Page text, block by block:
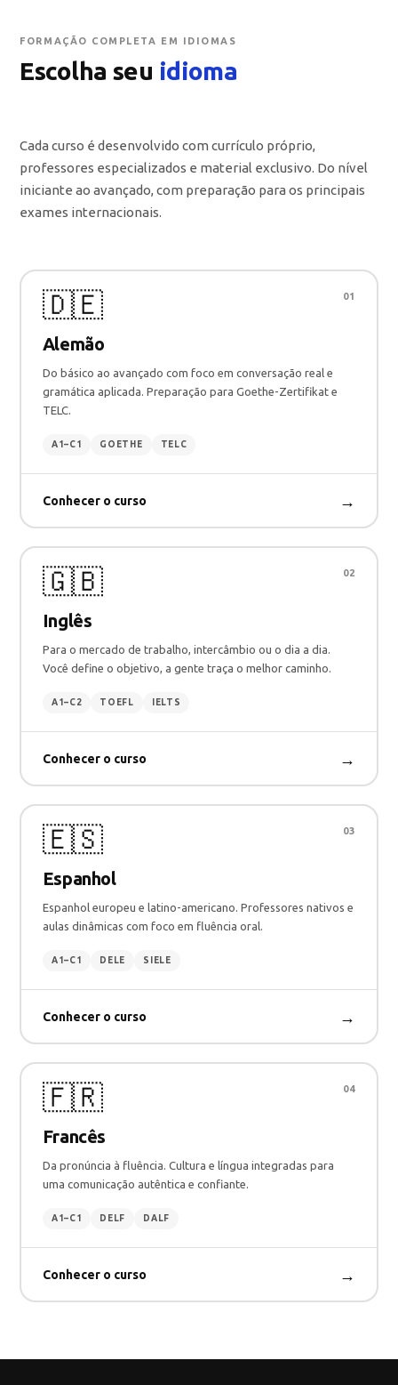
FORMAÇÃO COMPLETA EM IDIOMAS
Escolha seu idioma
Cada curso é desenvolvido com currículo próprio,
professores especializados e material exclusivo. Do nível
iniciante ao avançado, com preparação para os principais
exames internacionais.
🇩🇪 01
Alemão
Do básico ao avançado com foco em conversação real e
gramática aplicada. Preparação para Goethe-Zertifikat e
TELC.
A1–C1 GOETHE TELC
Conhecer o curso →
🇬🇧 02
Inglês
Para o mercado de trabalho, intercâmbio ou o dia a dia.
Você define o objetivo, a gente traça o melhor caminho.
A1–C2 TOEFL IELTS
Conhecer o curso →
🇪🇸 03
Espanhol
Espanhol europeu e latino-americano. Professores nativos e
aulas dinâmicas com foco em fluência oral.
A1–C1 DELE SIELE
Conhecer o curso →
🇫🇷 04
Francês
Da pronúncia à fluência. Cultura e língua integradas para
uma comunicação autêntica e confiante.
A1–C1 DELF DALF
Conhecer o curso →